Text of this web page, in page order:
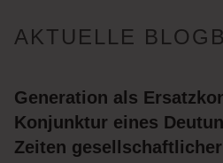
AKTUELLE
Generation als
Konjunktur eines
Zeiten